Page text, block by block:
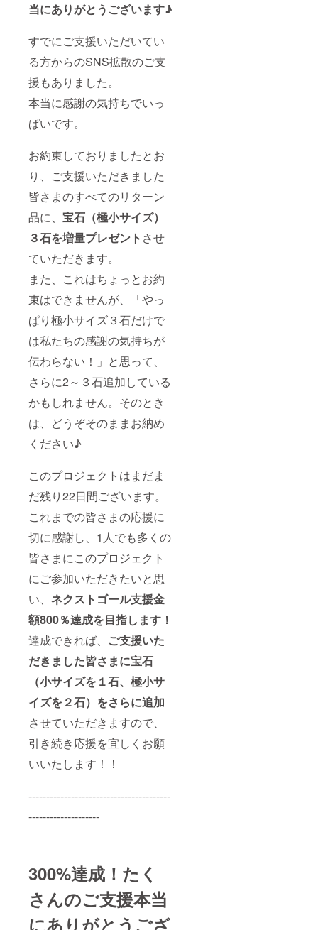
当にありがとうございます♪
すでにご支援いただいてい
る方からのSNS拡散のご支
援もありました。
本当に感謝の気持ちでいっ
ぱいです。
お約束しておりましたとお
り、ご支援いただきました
皆さまのすべてのリターン
品に、 宝石（極小サイズ）
３石を増量プレゼント させ
ていただきます。
また、これはちょっとお約
束はできませんが、「やっ
ぱり極小サイズ３石だけで
は私たちの感謝の気持ちが
伝わらない！」と思って、
さらに2～３石追加している
かもしれません。そのとき
は、どうぞそのままお納め
ください♪
このプロジェクトはまだま
だ残り22日間ございます。
これまでの皆さまの応援に
切に感謝し、1人でも多くの
皆さまにこのプロジェクト
にご参加いただきたいと思
い、 ネクストゴール支援金
額800％達成を目指します！
達成できれば、 ご支援いた
だきました皆さまに宝石
（小サイズを１石、極小サ
イズを２石）をさらに追加
させていただきますので、
引き続き応援を宜しくお願
いいたします！！
----------------------------------------
--------------------
300%達成！たく
さんのご支援本当
にありがとうござ